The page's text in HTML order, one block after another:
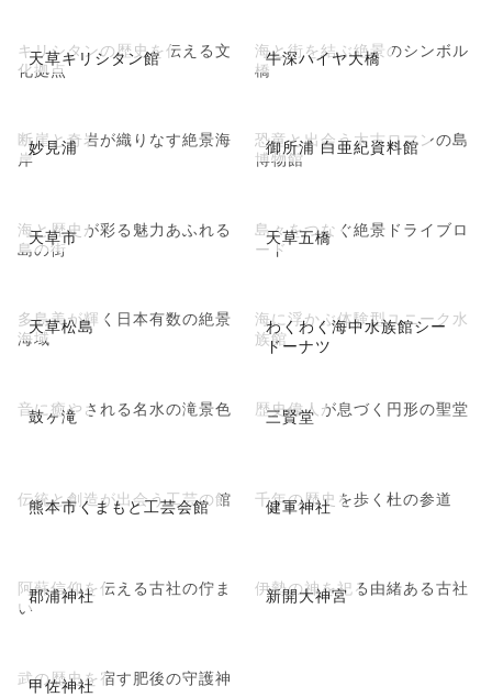
天草キリシタン館
キリシタンの歴史を伝える文
化拠点
牛深ハイヤ大橋
海と街を結ぶ絶景のシンボル
橋
妙見浦
断崖と奇岩が織りなす絶景海
岸
御所浦 白亜紀資料館
恐竜と出会う太古ロマンの島
博物館
天草市
海と歴史が彩る魅力あふれる
島の街
天草五橋
島々をつなぐ絶景ドライブロ
ード
天草松島
多島美が輝く日本有数の絶景
海域
わくわく海中水族館シー
ドーナツ
海に浮かぶ体験型ユニーク水
族館
鼓ヶ滝
音に癒やされる名水の滝景色 三賢堂
歴史偉人が息づく円形の聖堂
熊本市くまもと工芸会館
伝統と創造が出会う工芸の館 健軍神社
千年の歴史を歩く杜の参道
郡浦神社
阿蘇信仰を伝える古社の佇ま
い
新開大神宮
伊勢の神を祀る由緒ある古社
甲佐神社
武の歴史を宿す肥後の守護神